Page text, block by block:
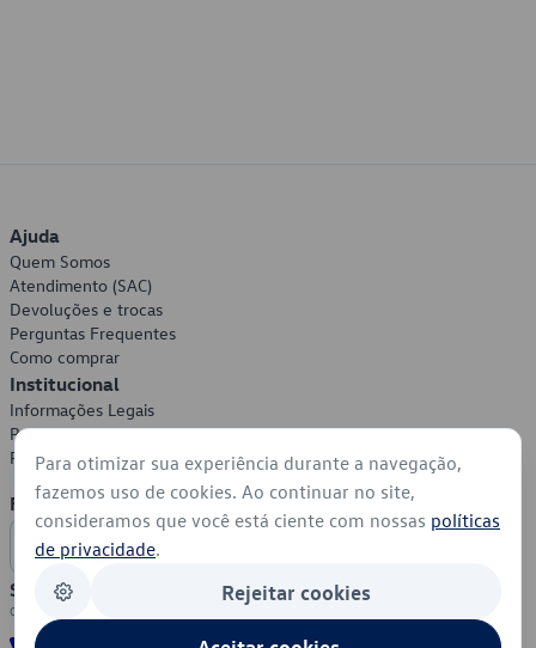
Ajuda
Quem Somos
Atendimento (SAC)
Devoluções e trocas
Perguntas Frequentes
Como comprar
Institucional
Informações Legais
Política de Privacidade
Política de Cookies
Formas de Pagamento
Segurança
Para otimizar sua experiência durante a navegação,
fazemos uso de cookies. Ao continuar no site,
consideramos que você está ciente com nossas políticas
de privacidade.
Rejeitar cookies